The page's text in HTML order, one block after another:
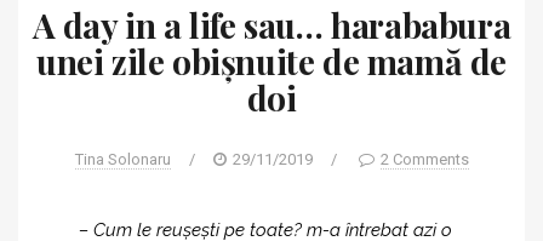
A day in a life sau… harababura
unei zile obișnuite de mamă de
doi
Tina Solonaru / 29/11/2019 / 2 Comments
– Cum le reușești pe toate? m-a întrebat azi o